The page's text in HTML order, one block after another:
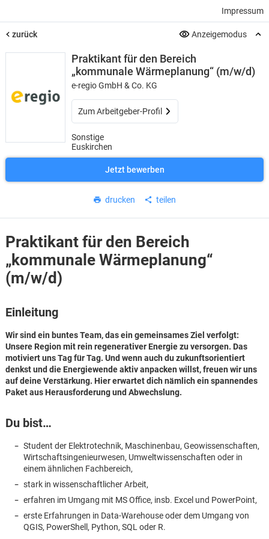
Impressum
zurück Anzeigemodus
Praktikant für den Bereich
„kommunale Wärmeplanung“ (m/w/d)
e-regio GmbH & Co. KG
Zum Arbeitgeber-Profil
Sonstige
Euskirchen
Jetzt bewerben
drucken teilen
Praktikant für den Bereich
„kommunale Wärmeplanung“
(m/w/d)
Einleitung
Wir sind ein buntes Team, das ein gemeinsames Ziel verfolgt:
Unsere Region mit rein regenerativer Energie zu versorgen. Das
motiviert uns Tag für Tag. Und wenn auch du zukunftsorientiert
denkst und die Energiewende aktiv anpacken willst, freuen wir uns
auf deine Verstärkung. Hier erwartet dich nämlich ein spannendes
Paket aus Herausforderung und Abwechslung.
Du bist…
Student der Elektrotechnik, Maschinenbau, Geowissenschaften,
Wirtschaftsingenieurwesen, Umweltwissenschaften oder in
einem ähnlichen Fachbereich,
stark in wissenschaftlicher Arbeit,
erfahren im Umgang mit MS Office, insb. Excel und PowerPoint,
erste Erfahrungen in Data-Warehouse oder dem Umgang von
QGIS, PowerShell, Python, SQL oder R.
Karte anzeigen